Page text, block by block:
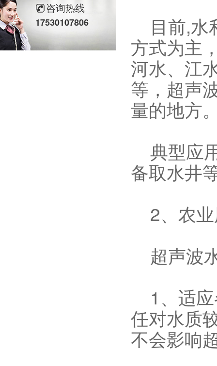
目前,水
方式为主
河水、江
等，超声
量的地方
典型应
备取水井
2、农业
超声波
1、适应
任对水质
不会影响
咨询热线
17530107806